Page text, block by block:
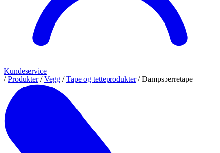
Kundeservice
/ Produkter / Vegg / Tape og tetteprodukter / Dampsperretape